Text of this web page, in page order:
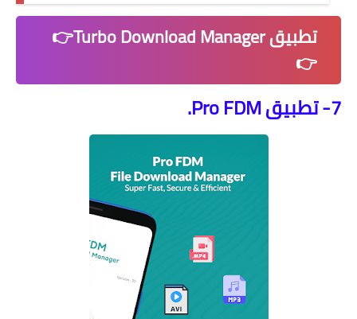
تطبيق Turbo Download Manager👉
👉
7- تطبيق Pro FDM.